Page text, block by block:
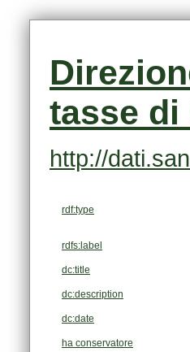
tasse di
http://
rdf:type
rdfs:label
dc:title
dc:description
dc:date
ha conservatore